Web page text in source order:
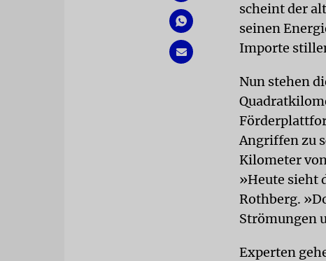
scheint der
seinen
Importe
Nun stehen
Angriffen zu
Kilometer
»Heute sieht
Rothberg.
Strömungen
Experten